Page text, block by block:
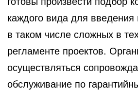
каждого вида для
в таком числе сложных в
регламенте проектов.
осуществляться
обслуживание по